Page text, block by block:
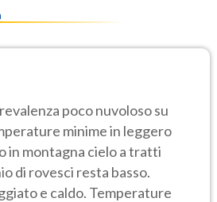
poco nuvoloso su
minime in leggero
in montagna cielo a tratti
di rovesci resta basso.
e caldo. Temperature